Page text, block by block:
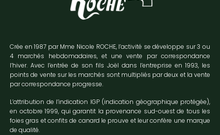
Crée en 1987 par Mme Nicole ROCHE, l’activité se développe sur 3 ou
4 marchés hebdomadaires, et une vente par correspondance
l’hiver. Avec l’entrée de son fils Joël dans l’entreprise en 1993, les
points de vente sur les marchés sont multipliés par deux et la vente
par correspondance progresse.
L’attribution de l’indication IGP (indication géographique protégée),
en octobre 1999, qui garantit la provenance sud-ouest de tous les
foies gras et confits de canard le prouve et leur confère une marque
de qualité.